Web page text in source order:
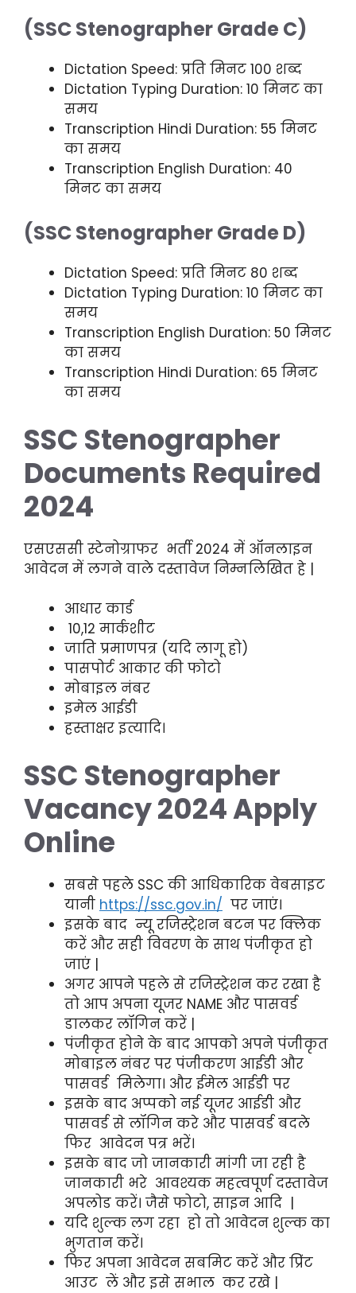
(SSC Stenographer Grade C)
Dictation Speed: प्रति मिनट 100 शब्द
Dictation Typing Duration: 10 मिनट का
समय
Transcription Hindi Duration: 55 मिनट
का समय
Transcription English Duration: 40
मिनट का समय
(SSC Stenographer Grade D)
Dictation Speed: प्रति मिनट 80 शब्द
Dictation Typing Duration: 10 मिनट का
समय
Transcription English Duration: 50 मिनट
का समय
Transcription Hindi Duration: 65 मिनट
का समय
SSC Stenographer
Documents Required
2024
एसएससी स्टेनोग्राफर भर्ती 2024 में ऑनलाइन
आवेदन में लगने वाले दस्तावेज निम्नलिखित हे |
आधार कार्ड
10,12 मार्कशीट
जाति प्रमाणपत्र (यदि लागू हो)
पासपोर्ट आकार की फोटो
मोबाइल नंबर
इमेल आईडी
हस्ताक्षर इत्यादि।
SSC Stenographer
Vacancy2024 Apply
Online
सबसे पहले SSC की आधिकारिक वेबसाइट
यानी https://ssc.gov.in/ पर जाएं।
इसके बाद न्यू रजिस्ट्रेशन बटन पर क्लिक
करें और सही विवरण के साथ पंजीकृत हो
जाएं |
अगर आपने पहले से रजिस्ट्रेशन कर रखा है
तो आप अपना यूजर NAME और पासवर्ड
डालकर लॉगिन करें |
पंजीकृत होने के बाद आपको अपने पंजीकृत
मोबाइल नंबर पर पंजीकरण आईडी और
पासवर्ड मिलेगा। और ईमेल आईडी पर
इसके बाद अप्पको नई यूजर आईडी और
पासवर्ड से लॉगिन करे और पासवर्ड बदले
फिर आवेदन पत्र भरें।
इसके बाद जो जानकारी मांगी जा रही है
जानकारी भरे आवश्यक महत्वपूर्ण दस्तावेज
अपलोड करें। जैसे फोटो, साइन आदि |
यदि शुल्क लग रहा हो तो आवेदन शुल्क का
भुगतान करें।
फिर अपना आवेदन सबमिट करें और प्रिंट
आउट लें और इसे सभाल कर रखे |